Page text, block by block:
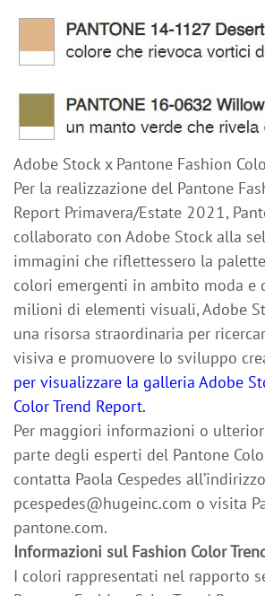
Adobe Stock x Pantone Fashion
Per la realizzazione del Pantone
Report Primavera/Estate 2021,
collaborato con Adobe Stock alla
immagini che riflettessero la
colori emergenti in ambito moda e
milioni di elementi visuali, Adobe
una risorsa straordinaria per
visiva e promuovere lo sviluppo
per visualizzare la galleria Adobe
Color Trend Report.
Per maggiori informazioni o
parte degli esperti del Pantone
contatta Paola Cespedes all’indirizzo
pcespedes@hugeinc.com o visita
pantone.com.
Informazioni sul Fashion Color
I colori rappresentati nel rapporto